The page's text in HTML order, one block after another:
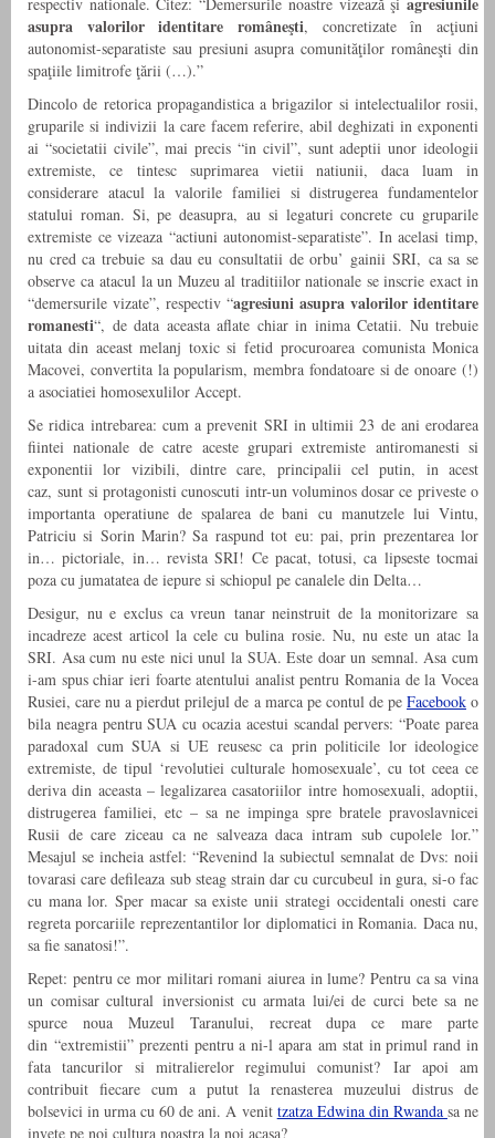
asupra valorilor identitare româneşti, concretizate în acţiuni
autonomist-separatiste sau presiuni asupra comunităţilor româneşti din
spaţiile limitrofe ţării (…).”
Dincolo de retorica propagandistica a brigazilor si intelectualilor rosii,
gruparile si indivizii la care facem referire, abil deghizati in exponenti
ai “societatii civile”, mai precis “in civil”, sunt adeptii unor ideologii
extremiste, ce tintesc suprimarea vietii natiunii, daca luam in
considerare atacul la valorile familiei si distrugerea fundamentelor
statului roman. Si, pe deasupra, au si legaturi concrete cu gruparile
extremiste ce vizeaza “actiuni autonomist-separatiste”. In acelasi timp,
nu cred ca trebuie sa dau eu consultatii de orbu’ gainii SRI, ca sa se
observe ca atacul la un Muzeu al traditiilor nationale se inscrie exact in
“demersurile vizate”, respectiv “agresiuni asupra valorilor identitare
romanesti“, de data aceasta aflate chiar in inima Cetatii. Nu trebuie
uitata din aceast melanj toxic si fetid procuroarea comunista Monica
Macovei, convertita la popularism, membra fondatoare si de onoare (!)
a asociatiei homosexulilor Accept.
Se ridica intrebarea: cum a prevenit SRI in ultimii 23 de ani erodarea
fiintei nationale de catre aceste grupari extremiste antiromanesti si
exponentii lor vizibili, dintre care, principalii cel putin, in acest
caz, sunt si protagonisti cunoscuti intr-un voluminos dosar ce priveste o
importanta operatiune de spalarea de bani cu manutzele lui Vintu,
Patriciu si Sorin Marin? Sa raspund tot eu: pai, prin prezentarea lor
in… pictoriale, in… revista SRI! Ce pacat, totusi, ca lipseste tocmai
poza cu jumatatea de iepure si schiopul pe canalele din Delta…
Desigur, nu e exclus ca vreun tanar neinstruit de la monitorizare sa
incadreze acest articol la cele cu bulina rosie. Nu, nu este un atac la
SRI. Asa cum nu este nici unul la SUA. Este doar un semnal. Asa cum
i-am spus chiar ieri foarte atentului analist pentru Romania de la Vocea
Rusiei, care nu a pierdut prilejul de a marca pe contul de pe Facebook o
bila neagra pentru SUA cu ocazia acestui scandal pervers: “Poate parea
paradoxal cum SUA si UE reusesc ca prin politicile lor ideologice
extremiste, de tipul ‘revolutiei culturale homosexuale’, cu tot ceea ce
deriva din aceasta – legalizarea casatoriilor intre homosexuali, adoptii,
distrugerea familiei, etc – sa ne impinga spre bratele pravoslavnicei
Rusii de care ziceau ca ne salveaza daca intram sub cupolele lor.”
Mesajul se incheia astfel: “Revenind la subiectul semnalat de Dvs: noii
tovarasi care defileaza sub steag strain dar cu curcubeul in gura, si-o fac
cu mana lor. Sper macar sa existe unii strategi occidentali onesti care
regreta porcariile reprezentantilor lor diplomatici in Romania. Daca nu,
sa fie sanatosi!”.
Repet: pentru ce mor militari romani aiurea in lume? Pentru ca sa vina
un comisar cultural inversionist cu armata lui/ei de curci bete sa ne
spurce noua Muzeul Taranului, recreat dupa ce mare parte
din “extremistii” prezenti pentru a ni-l apara am stat in primul rand in
fata tancurilor si mitralierelor regimului comunist? Iar apoi am
contribuit fiecare cum a putut la renasterea muzeului distrus de
bolsevici in urma cu 60 de ani. A venit tzatza Edwina din Rwanda sa ne
invete pe noi cultura noastra la noi acasa?